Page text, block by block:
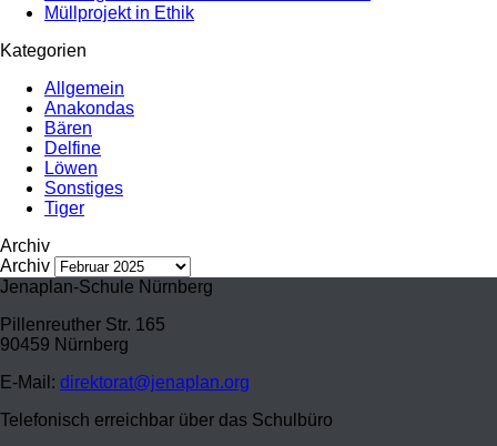
Müllprojekt in Ethik
Kategorien
Allgemein
Anakondas
Bären
Delfine
Löwen
Sonstiges
Tiger
Archiv
Archiv
Jenaplan-Schule Nürnberg
Pillenreuther Str. 165
90459 Nürnberg
E-Mail: direktorat@jenaplan.org
Telefonisch erreichbar über das Schulbüro